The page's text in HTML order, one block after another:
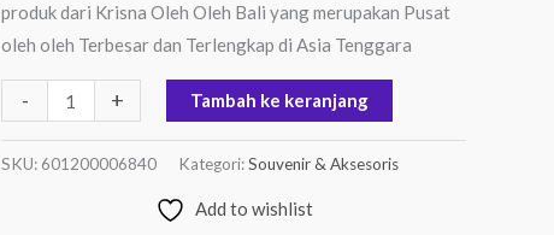
produk dari Krisna Oleh Oleh Bali yang merupakan Pusat
oleh oleh Terbesar dan Terlengkap di Asia Tenggara
- + Tambah ke keranjang
SKU: 601200006840 Kategori:Souvenir & Aksesoris
Add to wishlist